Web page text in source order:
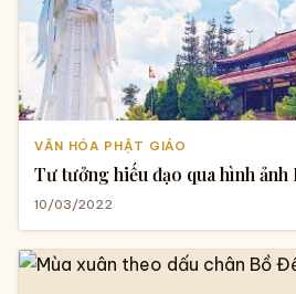
VĂN HÓA PHẬT GIÁO
Tư tưởng hiếu đạo qua hình ảnh
10/03/2022